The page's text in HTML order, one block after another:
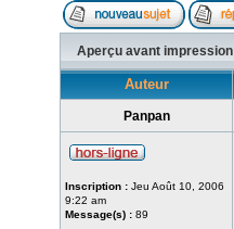
Aperçu avant impression
Auteur
Panpan
Inscription : Jeu Août 10, 2006
9:22 am
Message(s) : 89